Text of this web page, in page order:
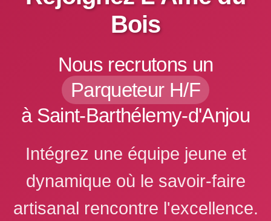
Bois
Nous recrutons un
Parqueteur H/F
à Saint-Barthélemy-d'Anjou
Intégrez une équipe jeune et
dynamique où le savoir-faire
artisanal rencontre l'excellence.